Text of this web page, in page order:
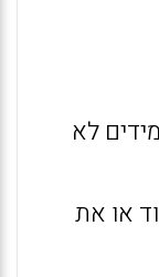
לא
או את